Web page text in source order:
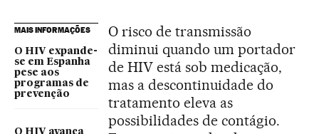
MAIS INFORMAÇÕES
O HIV expande-
se em Espanha
pese aos
programas de
prevenção
O HIV avança
O risco de transmissão
diminui quando um portador
de HIV está sob medicação,
mas a descontinuidade do
tratamento eleva as
possibilidades de contágio.